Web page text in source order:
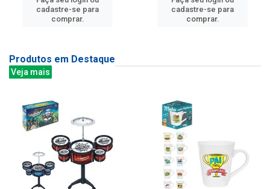
cadastre-se para
comprar.
cadastre-se para
comprar.
Produtos em Destaque
Veja mais